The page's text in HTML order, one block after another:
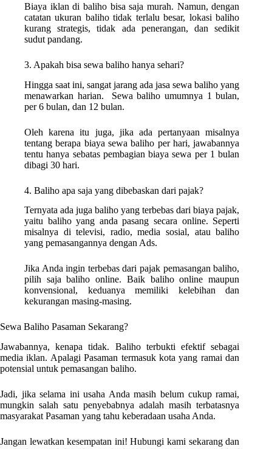
Biaya iklan di baliho bisa saja murah. Namun, dengan
catatan ukuran baliho tidak terlalu besar, lokasi baliho
kurang strategis, tidak ada penerangan, dan sedikit
sudut pandang.
3. Apakah bisa sewa baliho hanya sehari?
Hingga saat ini, sangat jarang ada jasa sewa baliho yang
menawarkan harian. Sewa baliho umumnya 1 bulan,
per 6 bulan, dan 12 bulan.
Oleh karena itu juga, jika ada pertanyaan misalnya
tentang berapa biaya sewa baliho per hari, jawabannya
tentu hanya sebatas pembagian biaya sewa per 1 bulan
dibagi 30 hari.
4. Baliho apa saja yang dibebaskan dari pajak?
Ternyata ada juga baliho yang terbebas dari biaya pajak,
yaitu baliho yang anda pasang secara online. Seperti
misalnya di televisi, radio, media sosial, atau baliho
yang pemasangannya dengan Ads.
Jika Anda ingin terbebas dari pajak pemasangan baliho,
pilih saja baliho online. Baik baliho online maupun
konvensional, keduanya memiliki kelebihan dan
kekurangan masing-masing.
Sewa Baliho Pasaman Sekarang?
Jawabannya, kenapa tidak. Baliho terbukti efektif sebagai
media iklan. Apalagi Pasaman termasuk kota yang ramai dan
potensial untuk pemasangan baliho.
Jadi, jika selama ini usaha Anda masih belum cukup ramai,
mungkin salah satu penyebabnya adalah masih terbatasnya
masyarakat Pasaman yang tahu keberadaan usaha Anda.
Jangan lewatkan kesempatan ini! Hubungi kami sekarang dan